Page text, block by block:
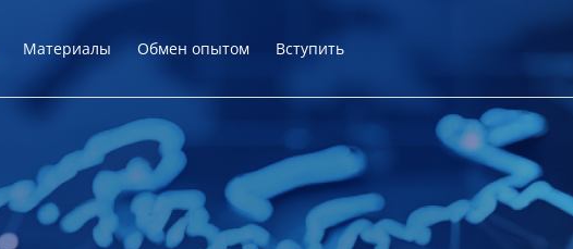
Материалы Обмен опытом Вступить